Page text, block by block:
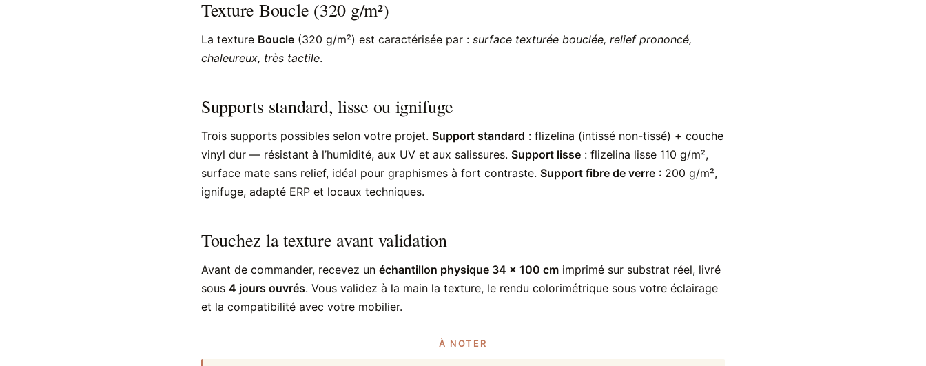
Texture Boucle (320 g/m²)
La texture Boucle (320 g/m²) est caractérisée par : surface texturée bouclée, relief prononcé,
chaleureux, très tactile.
Supports standard, lisse ou ignifuge
Trois supports possibles selon votre projet. Support standard : flizelina (intissé non-tissé) + couche
vinyl dur — résistant à l’humidité, aux UV et aux salissures. Support lisse : flizelina lisse 110 g/m²,
surface mate sans relief, idéal pour graphismes à fort contraste. Support fibre de verre : 200 g/m²,
ignifuge, adapté ERP et locaux techniques.
Touchez la texture avant validation
Avant de commander, recevez un échantillon physique 34 × 100 cm imprimé sur substrat réel, livré
sous 4 jours ouvrés. Vous validez à la main la texture, le rendu colorimétrique sous votre éclairage
et la compatibilité avec votre mobilier.
À NOTER